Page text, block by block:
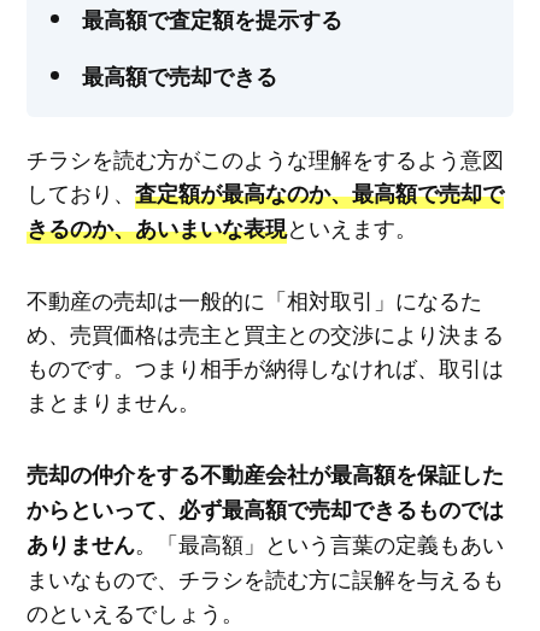
最高額で査定額を提示する
最高額で売却できる
チラシを読む方がこのような理解をするよう意図
しており、 査定額が最高なのか、最高額で売却で
きるのか、あいまいな表現といえます。
不動産の売却は一般的に「相対取引」になるた
め、売買価格は売主と買主との交渉により決まる
ものです。つまり相手が納得しなければ、取引は
まとまりません。
売却の仲介をする不動産会社が最高額を保証した
からといって、必ず最高額で売却できるものでは
ありません。「最高額」という言葉の定義もあい
まいなもので、チラシを読む方に誤解を与えるも
のといえるでしょう。